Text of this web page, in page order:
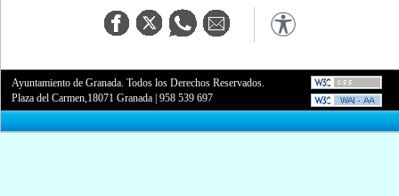
Ayuntamiento de Granada. Todos los Derechos Reservados.
Plaza del Carmen,18071 Granada |958 539 697